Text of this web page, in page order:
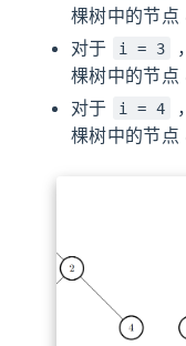
棵树中的节点
对于
i = 3
棵树中的节点
对于
i = 4
棵树中的节点